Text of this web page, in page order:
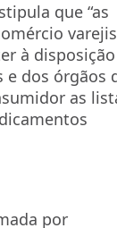
que “as
à
e dos órgãos
as
por